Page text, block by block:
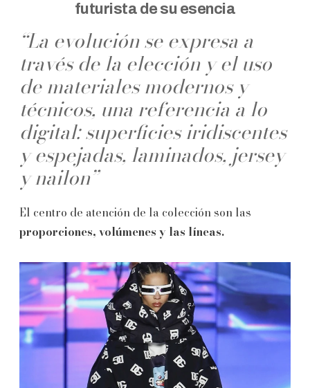
futurista de su esencia
“La evolución se expresa a
través de la elección y el uso
de materiales modernos y
técnicos, una referencia a lo
digital: superficies iridiscentes
y espejadas, laminados, jersey
y nailon”
El centro de atención de la colección son las
proporciones, volúmenes y las líneas.